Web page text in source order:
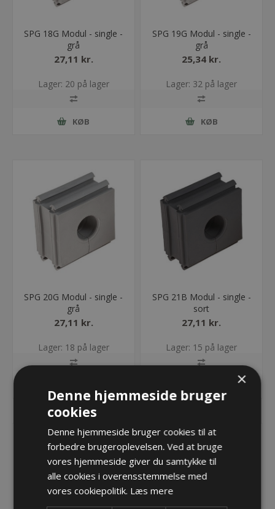
SPG 18G Modul - single -
grå
27,11 kr.
Lager: 20 på lager
KØB
SPG 19G Modul - single -
grå
25,34 kr.
Lager: 32 på lager
KØB
SPG 20G Modul - single -
grå
27,11 kr.
Lager: 18 på lager
SPG 21B Modul - single -
sort
27,11 kr.
Lager: 15 på lager
×
Denne hjemmeside bruger
cookies
Denne hjemmeside bruger cookies til at
forbedre brugeroplevelsen. Ved at bruge
vores hjemmeside giver du samtykke til
alle cookies i overensstemmelse med
vores cookiepolitik. Læs mere